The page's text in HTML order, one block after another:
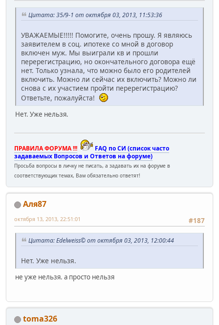
Цитата: 35/9-1 от октября 03, 2013, 11:53:36
УВАЖАЕМЫЕ!!!!! Помогите, очень прошу. Я являюсь
заявителем в соц. ипотеке со мной в договор
включен муж. Мы выиграли кв и прошли
перерегистрацию, но окончательного договора ещё
нет. Только узнала, что можно было его родителей
включить. Можно ли сейчас их включить? Можно ли
снова с их участием пройти перерегистрацию?
Ответьте, пожалуйста!
Нет. Уже нельзя.
ПРАВИЛА ФОРУМА !!!
FAQ по СИ (список часто
задаваемых Вопросов и Ответов на форуме)
Просьба вопросы в личку не писать, а задавать их на форуме в
соответствующих темах, Вам обязательно ответят!
Аля87
#187
октября 13, 2013, 22:51:01
Цитата: Edelweiss© от октября 03, 2013, 12:00:44
Нет. Уже нельзя.
не уже нельзя. а просто нельзя
toma326